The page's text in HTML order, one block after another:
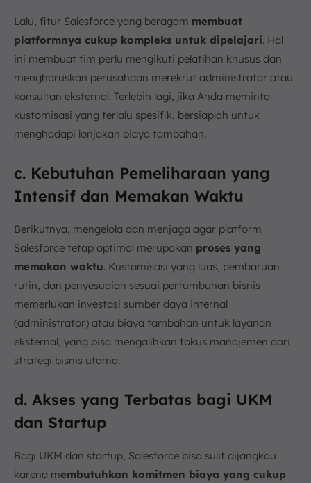
Lalu, fitur Salesforce yang beragam membuat
platformnya cukup kompleks untuk dipelajari. Hal
ini membuat tim perlu mengikuti pelatihan khusus dan
mengharuskan perusahaan merekrut administrator atau
konsultan eksternal. Terlebih lagi, jika Anda meminta
kustomisasi yang terlalu spesifik, bersiaplah untuk
menghadapi lonjakan biaya tambahan.
c. Kebutuhan Pemeliharaan yang
Intensif dan Memakan Waktu
Berikutnya, mengelola dan menjaga agar platform
Salesforce tetap optimal merupakan proses yang
memakan waktu. Kustomisasi yang luas, pembaruan
rutin, dan penyesuaian sesuai pertumbuhan bisnis
memerlukan investasi sumber daya internal
(administrator) atau biaya tambahan untuk layanan
eksternal, yang bisa mengalihkan fokus manajemen dari
strategi bisnis utama.
d. Akses yang Terbatas bagi UKM
dan Startup
Bagi UKM dan startup, Salesforce bisa sulit dijangkau
karena membutuhkan komitmen biaya yang cukup